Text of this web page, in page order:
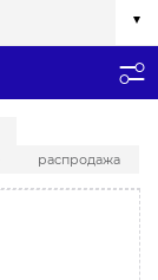
распродажа